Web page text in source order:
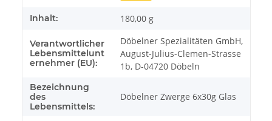
Inhalt: 180,00 g
Verantwortlicher
Lebensmittelunt
ernehmer (EU):
Döbelner Spezialitäten GmbH,
August-Julius-Clemen-Strasse
1b, D-04720 Döbeln
Bezeichnung
des
Lebensmittels:
Döbelner Zwerge 6x30g Glas